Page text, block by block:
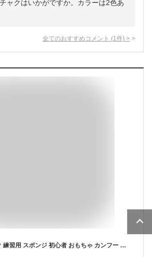
ャクはいかがですか。カラーは2色あ
全てのおすすめコメント (1 件) >
HAMILO ヌンチャク 練習用 スポンジ 初心者 おもちゃ カンフー コスプレ 2本セット